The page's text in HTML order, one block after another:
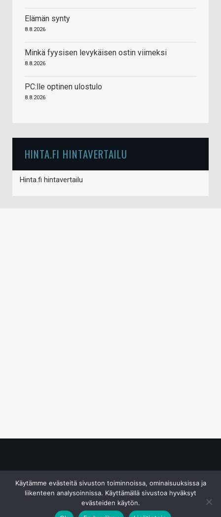
Elämän synty
8.8.2026
Minkä fyysisen levykäisen ostin viimeksi
8.8.2026
PC:lle optinen ulostulo
8.8.2026
HINTA.FI HINTAVERTAILU
Hinta.fi hintavertailu
Käytämme evästeitä sivuston toiminnoissa, ominaisuuksissa ja
liikenteen analysoinnissa. Käyttämällä sivustoa hyväksyt
evästeiden käytön.